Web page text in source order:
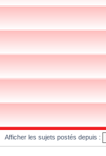
Afficher les sujets postés depuis :